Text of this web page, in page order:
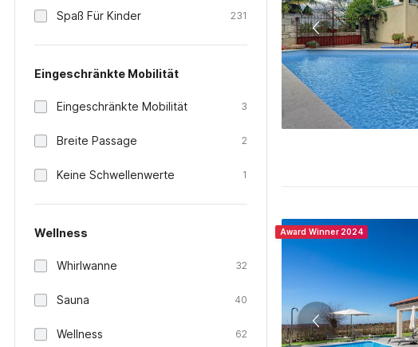
Spaß Für Kinder 231
Eingeschränkte Mobilität
Eingeschränkte Mobilität 3
Breite Passage 2
Keine Schwellenwerte 1
Wellness
Whirlwanne 32
Sauna 40
Wellness 62
Award Winner 2024